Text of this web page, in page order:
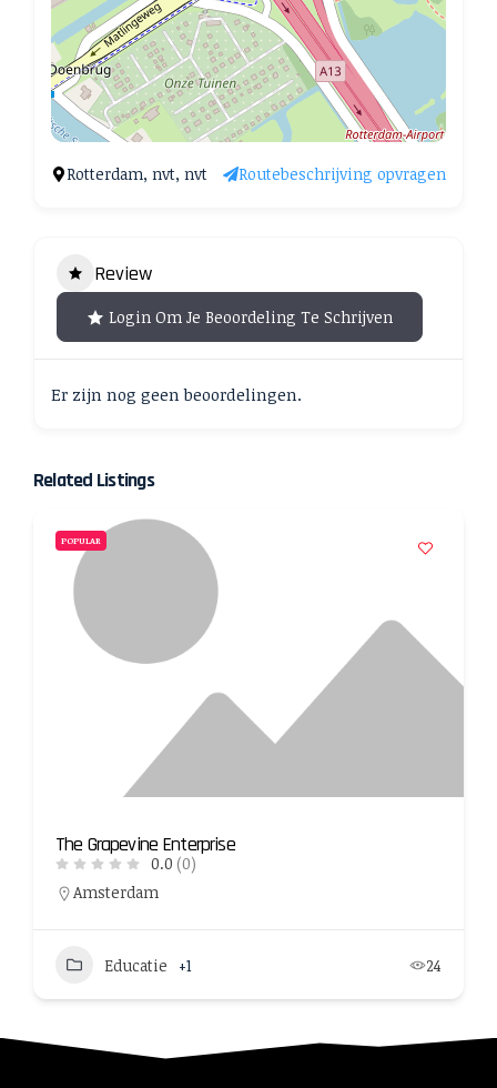
Rotterdam, nvt, nvt Routebeschrijving opvragen
Review
Login Om Je Beoordeling Te Schrijven
Er zijn nog geen beoordelingen.
Related Listings
POPULAR
The Grapevine Enterprise
0.0 (0)
Amsterdam
Educatie +1 24